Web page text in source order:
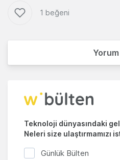
1 beğeni
Teknoloji dünyasındaki
Neleri size ulaştırmamızı
Günlük Bülten